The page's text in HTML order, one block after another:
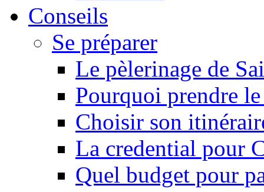
Conseils
Se préparer
Le pèlerinage de
Pourquoi prendre
Choisir son
La credential pour
Quel budget pour